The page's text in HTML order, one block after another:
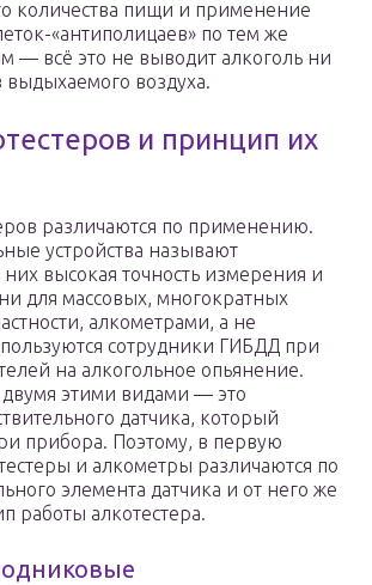
количества пищи и применение
«антиполицаев» по тем же
— всё это не выводит алкоголь ни
воздуха.
и принцип их
различаются по применению.
устройства называют
высокая точность измерения и
для массовых, многократных
алкометрами, а не
сотрудники ГИБДД при
на алкогольное опьянение.
этими видами — это
датчика, который
прибора. Поэтому, в первую
и алкометры различаются по
элемента датчика и от него же
работы алкотестера.